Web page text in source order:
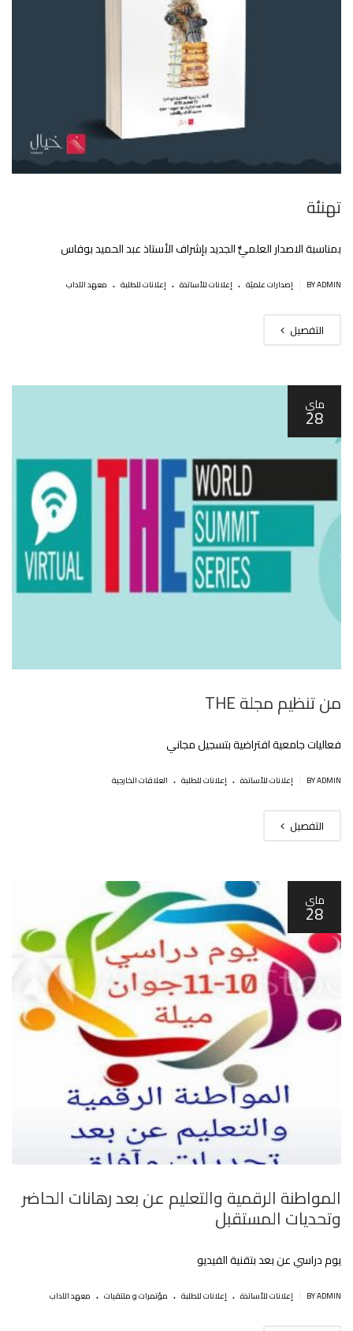
تهنئة
بمناسبة الاصدار العلميٌّ الجديد بإشراف الأستاذ عبد الحميد بوفاس
BY ADMIN إصدارات علميّة . إعلانات للأساتذة . إعلانات للطلبة . معهد الآداب
التفصيل
ماي
28
من تنظيم مجلة THE
فعاليات جامعية افتراضية بتسجيل مجاني
BY ADMIN إعلانات للأساتذة . إعلانات للطلبة . العلاقات الخارجية
التفصيل
ماي
28
المواطنة الرقمية والتعليم عن بعد رهانات الحاضر
وتحديات المستقبل
يوم دراسي عن بعد بتقنية الفيديو
BY ADMIN إعلانات للأساتذة . إعلانات للطلبة . مؤتمرات و ملتقيات . معهد الآداب